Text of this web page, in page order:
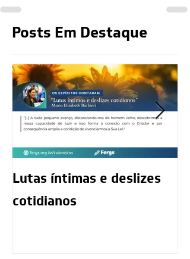
Posts Em Destaque
Lutas íntimas e deslizes
cotidianos